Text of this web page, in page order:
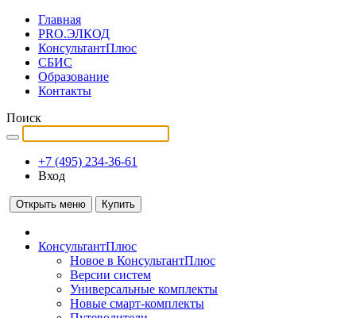
Главная
PRO.ЭЛКОД
КонсультантПлюс
СБИС
Образование
Контакты
Поиск
+7 (495) 234-36-61
Вход
Открыть меню Купить
КонсультантПлюс
Новое в КонсультантПлюс
Версии систем
Универсальные комплекты
Новые смарт-комплекты